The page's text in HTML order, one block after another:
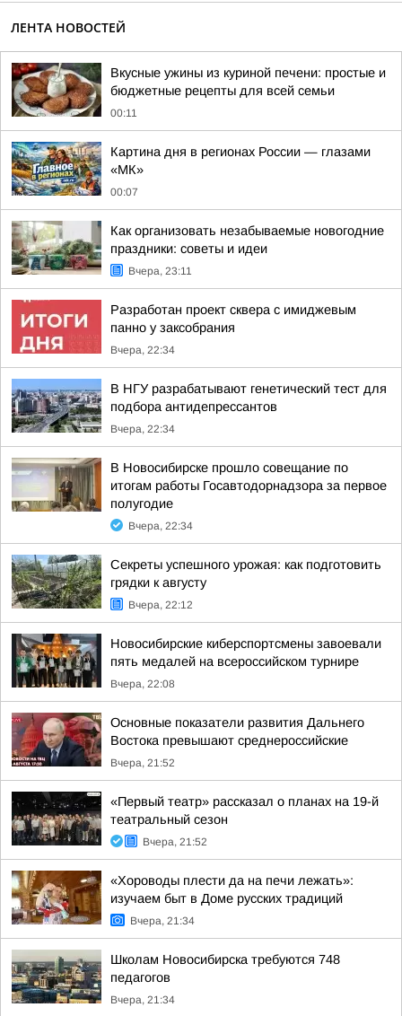
ЛЕНТА НОВОСТЕЙ
Вкусные ужины из куриной печени: простые и
бюджетные рецепты для всей семьи
00:11
Картина дня в регионах России — глазами
«МК»
00:07
Как организовать незабываемые новогодние
праздники: советы и идеи
Вчера, 23:11
Разработан проект сквера с имиджевым
панно у заксобрания
Вчера, 22:34
В НГУ разрабатывают генетический тест для
подбора антидепрессантов
Вчера, 22:34
В Новосибирске прошло совещание по
итогам работы Госавтодорнадзора за первое
полугодие
Вчера, 22:34
Секреты успешного урожая: как подготовить
грядки к августу
Вчера, 22:12
Новосибирские киберспортсмены завоевали
пять медалей на всероссийском турнире
Вчера, 22:08
Основные показатели развития Дальнего
Востока превышают среднероссийские
Вчера, 21:52
«Первый театр» рассказал о планах на 19-й
театральный сезон
Вчера, 21:52
«Хороводы плести да на печи лежать»:
изучаем быт в Доме русских традиций
Вчера, 21:34
Школам Новосибирска требуются 748
педагогов
Вчера, 21:34